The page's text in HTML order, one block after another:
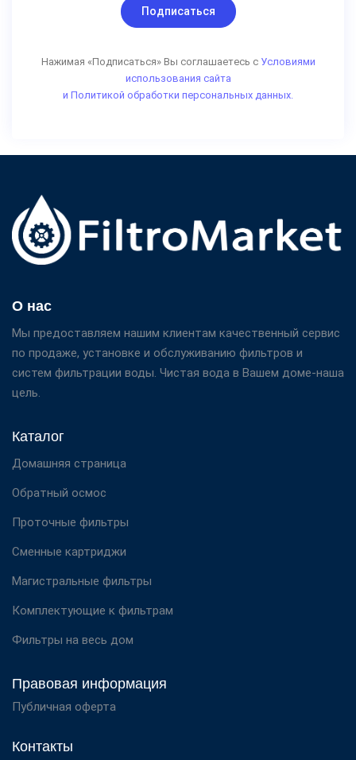
Подписаться
Нажимая «Подписаться» Вы соглашаетесь с Условиями
использования сайта
и Политикой обработки персональных данных.
О нас
Мы предоставляем нашим клиентам качественный сервис
по продаже, установке и обслуживанию фильтров и
систем фильтрации воды. Чистая вода в Вашем доме-наша
цель.
Каталог
Домашняя страница
Обратный осмос
Проточные фильтры
Сменные картриджи
Магистральные фильтры
Комплектующие к фильтрам
Фильтры на весь дом
Правовая информация
Публичная оферта
Контакты